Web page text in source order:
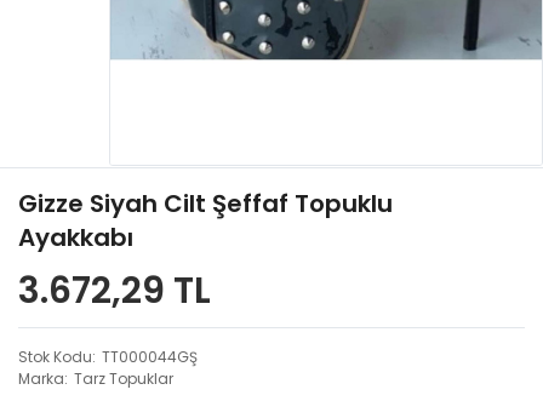
Gizze Siyah Cilt Şeffaf Topuklu
Ayakkabı
3.672,29 TL
Stok Kodu TT000044GŞ
Marka Tarz Topuklar